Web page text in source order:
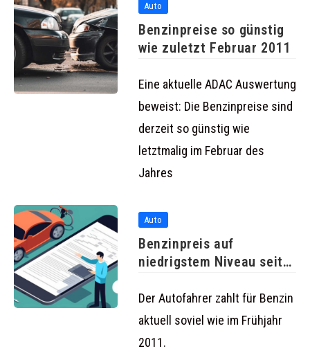
Auto
Benzinpreise so günstig
wie zuletzt Februar 2011
Eine aktuelle ADAC Auswertung
beweist: Die Benzinpreise sind
derzeit so günstig wie
letztmalig im Februar des
Jahres
Auto
Benzinpreis auf
niedrigstem Niveau seit
Der Autofahrer zahlt für Benzin
aktuell soviel wie im Frühjahr
2011.